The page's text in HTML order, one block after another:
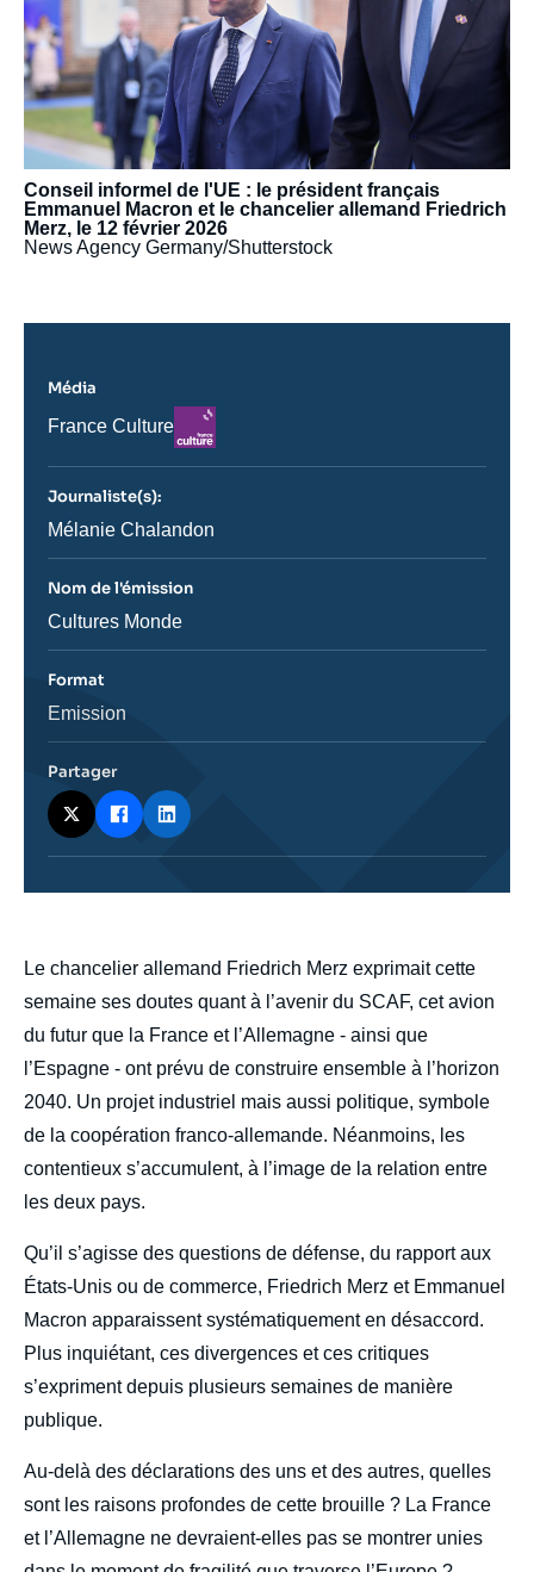
Conseil informel de l'UE : le président français
Emmanuel Macron et le chancelier allemand Friedrich
Merz, le 12 février 2026
News Agency Germany/Shutterstock
body
Le chancelier allemand Friedrich Merz exprimait cette
semaine ses doutes quant à l’avenir du SCAF, cet avion
du futur que la France et l’Allemagne - ainsi que
l’Espagne - ont prévu de construire ensemble à l’horizon
2040. Un projet industriel mais aussi politique, symbole
de la coopération franco-allemande. Néanmoins, les
contentieux s’accumulent, à l’image de la relation entre
les deux pays.
Qu’il s’agisse des questions de défense, du rapport aux
États-Unis ou de commerce, Friedrich Merz et Emmanuel
Macron apparaissent systématiquement en désaccord.
Plus inquiétant, ces divergences et ces critiques
s’expriment depuis plusieurs semaines de manière
publique.
Au-delà des déclarations des uns et des autres, quelles
sont les raisons profondes de cette brouille ? La France
et l’Allemagne ne devraient-elles pas se montrer unies
Média
Nom
journal,
ou
émission
France Culture
Logo
Journaliste(s):
Journaliste
Mélanie Chalandon
Nom de l'émission
Nom
Cultures Monde
Format
Catégorie
Emission
Partager